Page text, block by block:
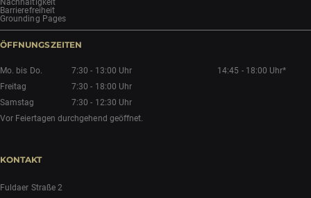
Nachhaltigkeit
Barrierefreiheit
Grounding Pages
ÖFFNUNGSZEITEN
Mo. bis Do. 7:30 - 13:00 Uhr
14:45 - 18:00 Uhr*
Freitag
7:30 - 18:00 Uhr
Samstag
7:30 - 12:30 Uhr
Vor Feiertagen durchgehend geöffnet.
KONTAKT
Fuldaer Straße 2